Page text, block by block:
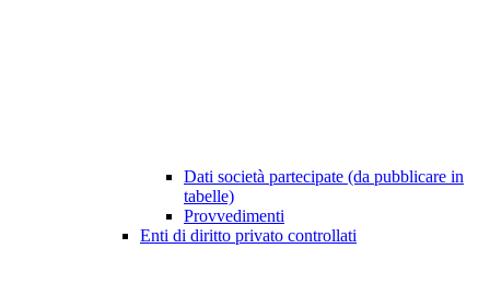
Dati società partecipate (da pubblicare in
tabelle)
Provvedimenti
Enti di diritto privato controllati